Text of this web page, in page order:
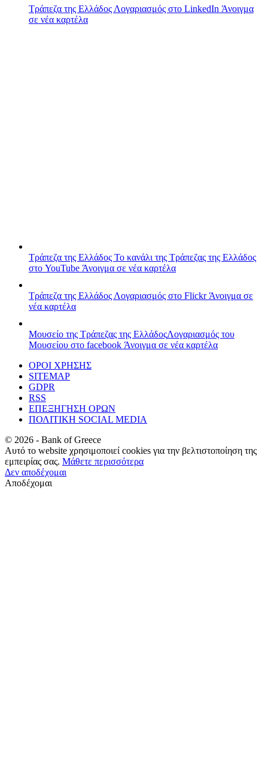
Τράπεζα της Ελλάδος Λογαριασμός στο LinkedIn Άνοιγμα
σε νέα καρτέλα
Τράπεζα της Ελλάδος Το κανάλι της Τράπεζας της Ελλάδος
στο YouTube Άνοιγμα σε νέα καρτέλα
Τράπεζα της Ελλάδος Λογαριασμός στο FlickrΆνοιγμα σε
νέα καρτέλα
Μουσείο της Τράπεζας της ΕλλάδοςΛογαριασμός του
Μουσείου στο facebook Άνοιγμα σε νέα καρτέλα
ΟΡΟΙ ΧΡΗΣΗΣ
SITEMAP
GDPR
RSS
ΕΠΕΞΗΓΗΣΗ ΟΡΩΝ
ΠΟΛΙΤΙΚΗ SOCIAL MEDIA
© 2026 - Bank of Greece
Αυτό το website χρησιμοποιεί cookies για την βελτιστοποίηση της
εμπειρίας σας. Μάθετε περισσότερα
Δεν αποδέχομαι
Αποδέχομαι